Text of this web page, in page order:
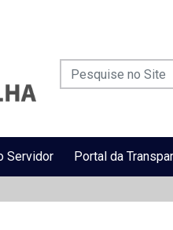
Servidor Portal da